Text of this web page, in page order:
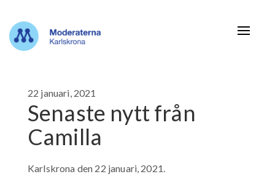
22 januari, 2021
Senaste nytt från
Camilla
Karlskrona den 22 januari, 2021.